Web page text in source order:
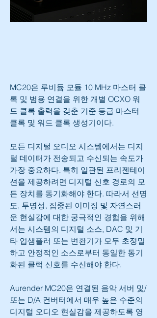
MC20은 루비듐 모듈 10 MHz 마스터 클
록 및 범용 연결을 위한 개별 OCXO 워
드 클록 출력을 갖춘 기준 등급 마스터
클록 및 워드 클록 생성기이다.
모든 디지털 오디오 시스템에서는 디지
털 데이터가 전송되고 수신되는 속도가
가장 중요하다. 특히 일관된 프리젠테이
션을 제공하려면 디지털 신호 경로의 모
든 장치를 동기화해야 한다. 따라서 선명
도, 투명성, 집중된 이미징 및 자연스러
운 현실감에 대한 궁극적인 경험을 위해
서는 시스템의 디지털 소스, DAC 및 기
타 업샘플러 또는 변환기가 모두 초정밀
하고 안정적인 소스로부터 동일한 동기
화된 클럭 신호를 수신해야 한다.
Aurender MC20은 연결된 음악 서버 및/
또는 D/A 컨버터에서 매우 높은 수준의
디지털 오디오 현실감을 제공하도록 영